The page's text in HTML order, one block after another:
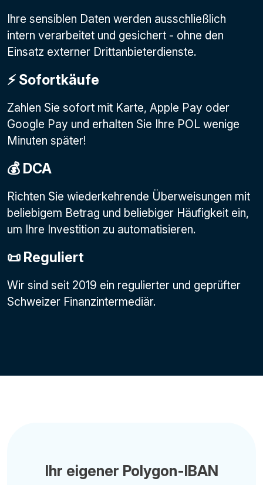
Ihre sensiblen Daten werden ausschließlich
intern verarbeitet und gesichert - ohne den
Einsatz externer Drittanbieterdienste.
⚡️ Sofortkäufe
Zahlen Sie sofort mit Karte, Apple Pay oder
Google Pay und erhalten Sie Ihre POL wenige
Minuten später!
💰 DCA
Richten Sie wiederkehrende Überweisungen mit
beliebigem Betrag und beliebiger Häufigkeit ein,
um Ihre Investition zu automatisieren.
📜 Reguliert
Wir sind seit 2019 ein regulierter und geprüfter
Schweizer Finanzintermediär.
Ihr eigener Polygon-IBAN